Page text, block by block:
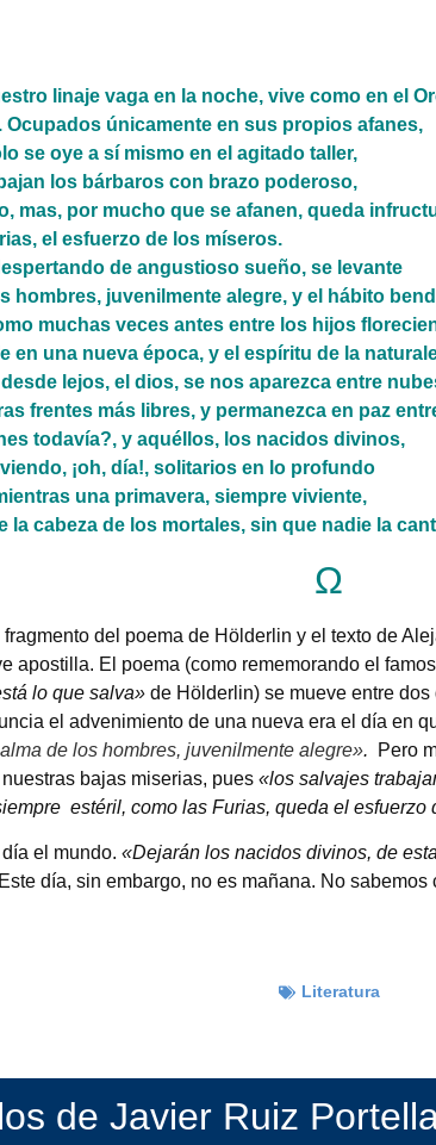
linaje vaga en la noche, vive como en el
Ocupados únicamente en sus propios afanes,
se oye a sí mismo en el agitado taller,
los bárbaros con brazo poderoso,
mas, por mucho que se afanen, queda
el esfuerzo de los míseros.
de angustioso sueño, se levante
hombres, juvenilmente alegre, y el hábito
como muchas veces antes entre los
en una nueva época, y el espíritu de la
lejos, el dios, se nos aparezca entre
frentes más libres, y permanezca en paz
todavía?, y aquéllos, los nacidos divinos,
¡oh, día!, solitarios en lo profundo
una primavera, siempre viviente,
la cabeza de los mortales, sin que nadie la
Ω
fragmento del poema de Hölderlin y el texto de
apostilla. El poema (como rememorando el
lo que salva» de Hölderlin) se mueve entre
el advenimiento de una nueva era el día en
de los hombres, juvenilmente alegre». Pero
bajas miserias, pues «los salvajes
estéril, como las Furias, queda el esfuerzo
el mundo. «Dejarán los nacidos divinos, de
Este día, sin embargo, no es mañana. No
Literatura
de Javier Ruiz